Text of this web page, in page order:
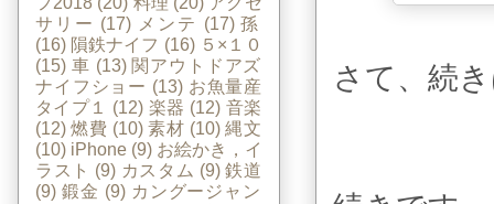
さて、続
サリー (17) メンテ (17) 孫
(16) 隕鉄ナイフ (16) ５×１０
(15) 車 (13) 関アウトドアズ
ナイフショー (13) お魚量産
タイプ１
(12) 楽器 (12) 音楽
(12) 燃費 (10) 素材 (10) 縄文
(10) iPhone (9) お絵かき，イ
ラスト (9) カスタム (9) 鉄道
(9) 鍛金 (9) カングージャン